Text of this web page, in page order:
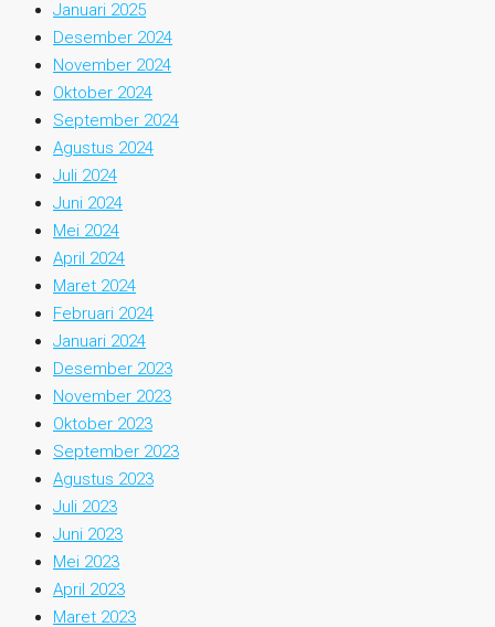
Januari 2025
Desember 2024
November 2024
Oktober 2024
September 2024
Agustus 2024
Juli 2024
Juni 2024
Mei 2024
April 2024
Maret 2024
Februari 2024
Januari 2024
Desember 2023
November 2023
Oktober 2023
September 2023
Agustus 2023
Juli 2023
Juni 2023
Mei 2023
April 2023
Maret 2023